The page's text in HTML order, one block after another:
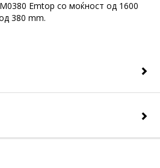
Emtop со моќност од 1600
380 mm.